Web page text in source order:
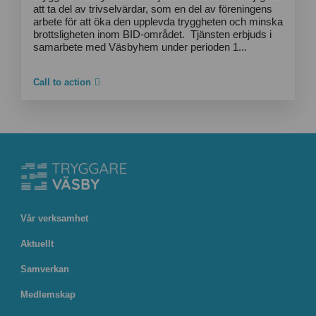
att ta del av trivselvärdar, som en del av föreningens
arbete för att öka den upplevda tryggheten och minska
brottsligheten inom BID-området. Tjänsten erbjuds i
samarbete med Väsbyhem under perioden 1...
Call to action
Vår verksamhet
Aktuellt
Samverkan
Medlemskap